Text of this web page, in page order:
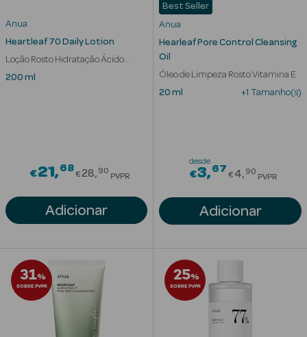
Corpo
Solares Bebé e
Criança
Anua
Heartleaf 70 Daily Lotion
Loção Rosto Hidratação Ácido
Hialurónico
200 ml
€21 68Price reduced from
€28 90
PVPR
Adicionar
Best Seller
Anua
Hearleaf Pore Control Cleansing
Oil
Óleo de Limpeza Rosto Vitamina E
20 ml
+1 Tamanho(s)
desde
€3 67Price
€ 4 90
PVPR
Adicionar
31%
SOBRE PVPR
25%
SOBRE PVPR